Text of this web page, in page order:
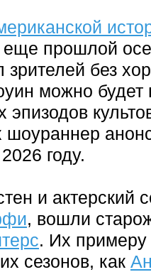
еще прошлой
зрителей без
можно будет
шоураннер
году.
и актерский
, вошли
. Их примеру
сезонов, как